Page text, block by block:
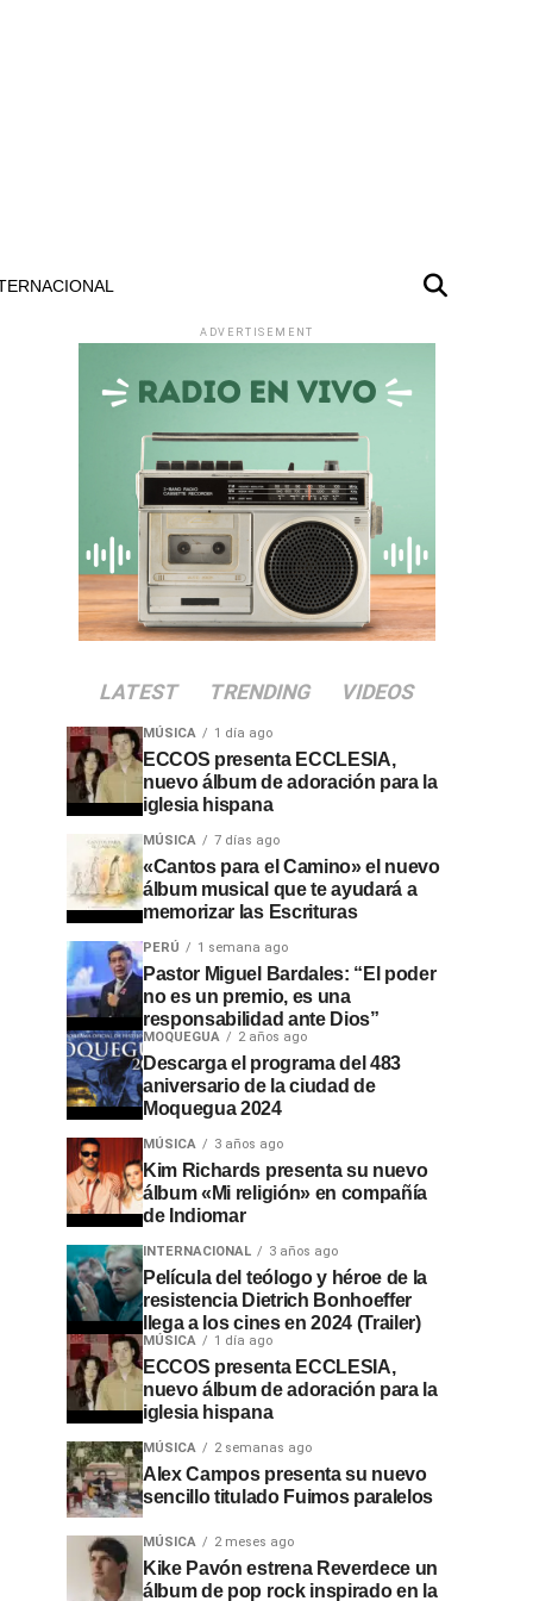
ADVERTISEMENT
LATEST TRENDING VIDEOS
MÚSICA 1 día ago
ECCOS presenta ECCLESIA,
nuevo álbum de adoración para la
iglesia hispana
MÚSICA 7 días ago
«Cantos para el Camino» el nuevo
álbum musical que te ayudará a
memorizar las Escrituras
PERÚ 1 semana ago
Pastor Miguel Bardales: “El poder
no es un premio, es una
responsabilidad ante Dios”
MOQUEGUA 2 años ago
Descarga el programa del 483
aniversario de la ciudad de
Moquegua 2024
MÚSICA 3 años ago
Kim Richards presenta su nuevo
álbum «Mi religión» en compañía
de Indiomar
INTERNACIONAL 3 años ago
Película del teólogo y héroe de la
resistencia Dietrich Bonhoeffer
llega a los cines en 2024 (Trailer)
MÚSICA 1 día ago
ECCOS presenta ECCLESIA,
nuevo álbum de adoración para la
iglesia hispana
MÚSICA 2 semanas ago
Alex Campos presenta su nuevo
sencillo titulado Fuimos paralelos
MÚSICA 2 meses ago
Kike Pavón estrena Reverdece un
álbum de pop rock inspirado en la